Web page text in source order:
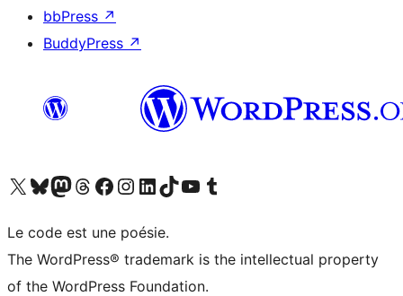
bbPress ↗
BuddyPress ↗
Visitez notre compte X (précédemment Twitter)
Visiter notre compte Bluesky
Visiter notre compte Mastodon
Visiter notre compte Threads
Consulter notre compte Facebook
Consulter notre compte Instagram
Consulter notre compte LinkedIn
Visiter notre compte TokTok
Visiter notre chaîne YouTube
Visiter notre compte Tumblr
Le code est une poésie.
The WordPress® trademark is the intellectual property
of the WordPress Foundation.